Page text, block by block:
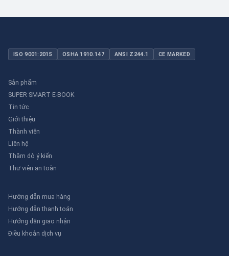
ISO 9001:2015 OSHA 1910.147 ANSI Z244.1 CE MARKED
Sản phẩm
SUPER SMART E-BOOK
Tin tức
Giới thiệu
Thành viên
Liên hệ
Thăm dò ý kiến
Thư viên an toàn
Hướng dẫn mua hàng
Hướng dẫn thanh toán
Hướng dẫn giao nhận
Điều khoản dịch vụ